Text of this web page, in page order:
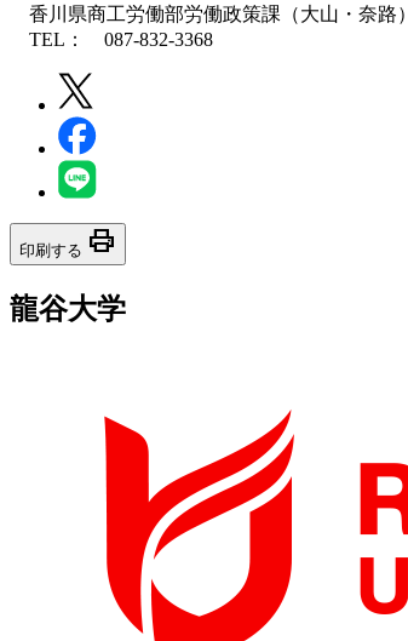
香川県商工労働部労働政策課（大山・奈路）
TEL： 087-832-3368
印刷する print
龍谷大学